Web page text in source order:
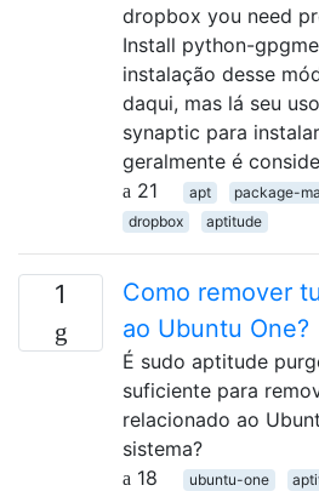
dropbox you need
Install python-
instalação desse
daqui, mas lá seu
synaptic para
geralmente é
21
apt package-
dropbox
aptitude
1
Como remover
ao Ubuntu One?
É sudo aptitude
suficiente para
relacionado ao
sistema?
18
ubuntu-one